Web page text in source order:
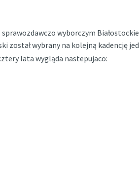
wyborczym
został wybrany na kolejną kadencję
lata wygląda nastepujaco: